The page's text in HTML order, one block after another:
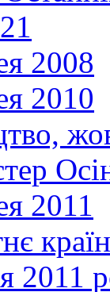
2008
2010
2011
2011